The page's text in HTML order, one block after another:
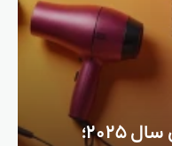
پرفروش‌ترین سشوارهای سال ۲۰۲۵؛